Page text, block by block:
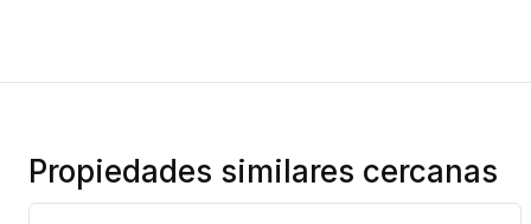
Propiedades similares cercanas